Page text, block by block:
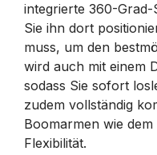
integrierte 360-
Sie ihn dort
muss, um den
wird auch mit einem
sodass Sie sofort
zudem vollständig
Boomarmen wie
Flexibilität.